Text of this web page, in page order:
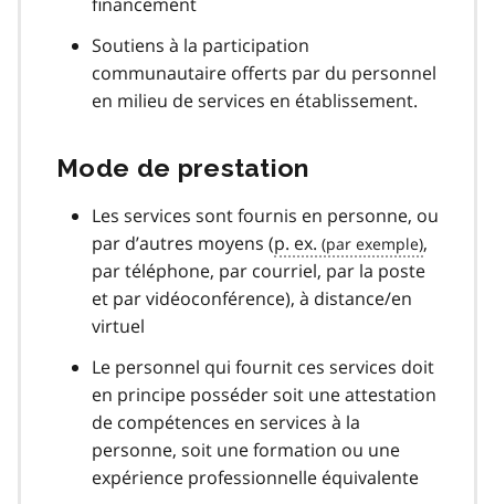
Soutiens à la participation
communautaire offerts par du personnel
en milieu de services en établissement.
Mode de prestation
Les services sont fournis en personne, ou
par d’autres moyens (p. ex.
,
par téléphone, par courriel, par la poste
et par vidéoconférence), à distance/en
virtuel
Le personnel qui fournit ces services doit
en principe posséder soit une attestation
de compétences en services à la
personne, soit une formation ou une
expérience professionnelle équivalente